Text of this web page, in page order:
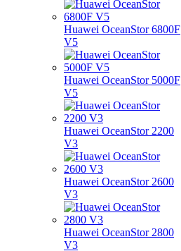
Huawei OceanStor 6800F
V5
Huawei OceanStor 5000F
V5
Huawei OceanStor 2200
V3
Huawei OceanStor 2600
V3
Huawei OceanStor 2800
V3